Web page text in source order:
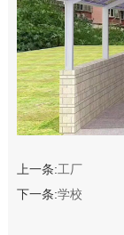
上一条:工厂
下一条:学校